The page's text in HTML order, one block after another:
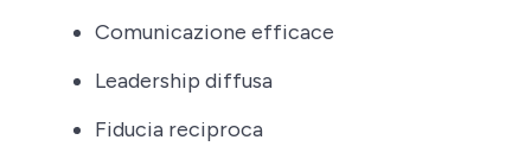
Comunicazione efficace
Leadership diffusa
Fiducia reciproca